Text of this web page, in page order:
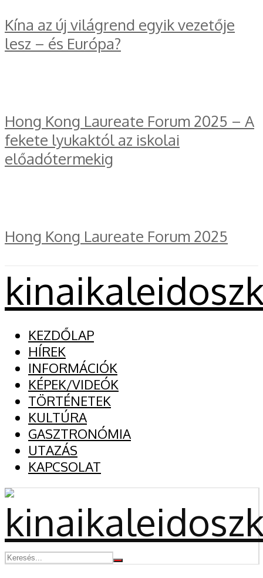
Kína az új világrend egyik vezetője
lesz – és Európa?
Hong Kong Laureate Forum 2025 – A
fekete lyukaktól az iskolai
előadótermekig
Hong Kong Laureate Forum 2025
KEZDŐLAP
HÍREK
INFORMÁCIÓK
KÉPEK/VIDEÓK
TÖRTÉNETEK
KULTÚRA
GASZTRONÓMIA
UTAZÁS
KAPCSOLAT